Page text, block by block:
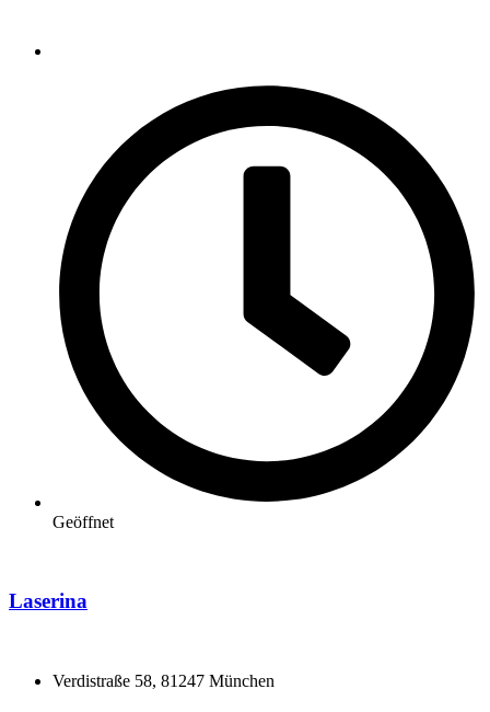
Geöffnet
Laserina
Verdistraße 58, 81247 München